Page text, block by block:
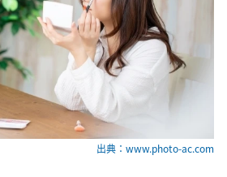
出典：www.photo-ac.com